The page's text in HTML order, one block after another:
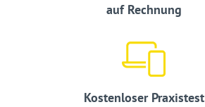
auf Rechnung
Kostenloser Praxistest